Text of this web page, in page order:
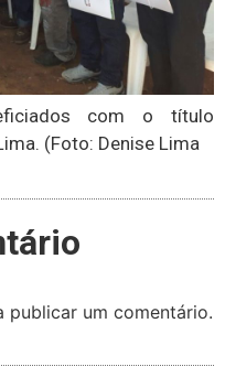
com o título
(Foto: Denise Lima
publicar um comentário.